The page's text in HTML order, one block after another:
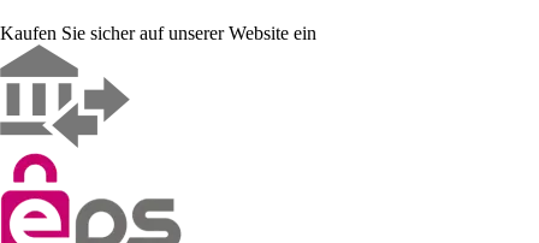
Kaufen Sie sicher auf unserer Website ein